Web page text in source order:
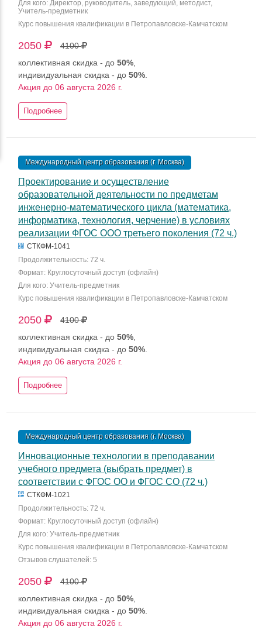
Для кого: Директор, руководитель, заведующий, методист,
Учитель-предметник
Курс повышения квалификации в Петропавловске-Камчатском
2050
4100
коллективная скидка - до 50%
индивидуальная скидка - до 50%
Акция до 06 августа 2026 г.
Подробнее
Международный центр образования (г. Москва)
Проектирование и осуществление
образовательной деятельности по предметам
инженерно-математического цикла (математика,
информатика, технология, черчение) в условиях
реализации ФГОС ООО третьего поколения (72 ч.)
СТКФМ-1041
Продолжительность: 72 ч.
Формат: Круглосуточный доступ (офлайн)
Для кого: Учитель-предметник
Курс повышения квалификации в Петропавловске-Камчатском
2050
4100
коллективная скидка - до 50%
индивидуальная скидка - до 50%
Акция до 06 августа 2026 г.
Подробнее
Международный центр образования (г. Москва)
Инновационные технологии в преподавании
учебного предмета (выбрать предмет) в
соответствии с ФГОС ОО и ФГОС СО (72 ч.)
СТКФМ-1021
Продолжительность: 72 ч.
Формат: Круглосуточный доступ (офлайн)
Для кого: Учитель-предметник
Курс повышения квалификации в Петропавловске-Камчатском
Отзывов слушателей: 5
2050
4100
коллективная скидка - до 50%
индивидуальная скидка - до 50%
Акция до 06 августа 2026 г.